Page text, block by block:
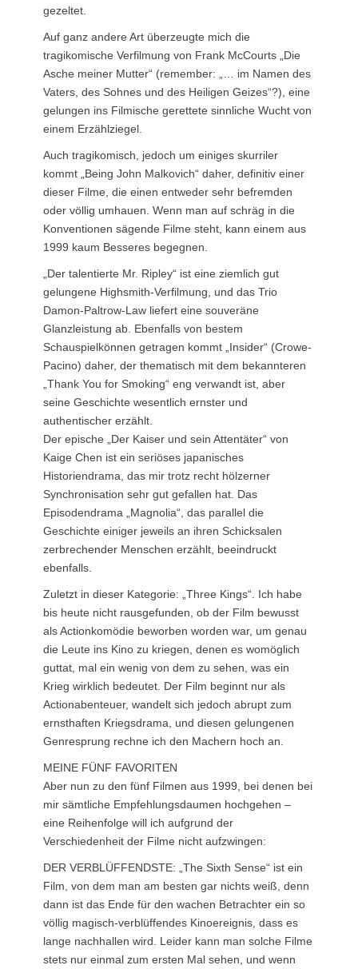
gezeltet.
Auf ganz andere Art überzeugte mich die
tragikomische Verfilmung von Frank McCourts „Die
Asche meiner Mutter“ (remember: „… im Namen des
Vaters, des Sohnes und des Heiligen Geizes“?), eine
gelungen ins Filmische gerettete sinnliche Wucht von
einem Erzählziegel.
Auch tragikomisch, jedoch um einiges skurriler
kommt „Being John Malkovich“ daher, definitiv einer
dieser Filme, die einen entweder sehr befremden
oder völlig umhauen. Wenn man auf schräg in die
Konventionen sägende Filme steht, kann einem aus
1999 kaum Besseres begegnen.
„Der talentierte Mr. Ripley“ ist eine ziemlich gut
gelungene Highsmith-Verfilmung, und das Trio
Damon-Paltrow-Law liefert eine souveräne
Glanzleistung ab. Ebenfalls von bestem
Schauspielkönnen getragen kommt „Insider“ (Crowe-
Pacino) daher, der thematisch mit dem bekannteren
„Thank You for Smoking“ eng verwandt ist, aber
seine Geschichte wesentlich ernster und
authentischer erzählt.
Der epische „Der Kaiser und sein Attentäter“ von
Kaige Chen ist ein seriöses japanisches
Historiendrama, das mir trotz recht hölzerner
Synchronisation sehr gut gefallen hat. Das
Episodendrama „Magnolia“, das parallel die
Geschichte einiger jeweils an ihren Schicksalen
zerbrechender Menschen erzählt, beeindruckt
ebenfalls.
Zuletzt in dieser Kategorie: „Three Kings“. Ich habe
bis heute nicht rausgefunden, ob der Film bewusst
als Actionkomödie beworben worden war, um genau
die Leute ins Kino zu kriegen, denen es womöglich
guttat, mal ein wenig von dem zu sehen, was ein
Krieg wirklich bedeutet. Der Film beginnt nur als
Actionabenteuer, wandelt sich jedoch abrupt zum
ernsthaften Kriegsdrama, und diesen gelungenen
Genresprung rechne ich den Machern hoch an.
MEINE FÜNF FAVORITEN
Aber nun zu den fünf Filmen aus 1999, bei denen bei
mir sämtliche Empfehlungsdaumen hochgehen –
eine Reihenfolge will ich aufgrund der
Verschiedenheit der Filme nicht aufzwingen:
DER VERBLÜFFENDSTE: „The Sixth Sense“ ist ein
Film, von dem man am besten gar nichts weiß, denn
dann ist das Ende für den wachen Betrachter ein so
völlig magisch-verblüffendes Kinoereignis, dass es
lange nachhallen wird. Leider kann man solche Filme
stets nur einmal zum ersten Mal sehen, und wenn